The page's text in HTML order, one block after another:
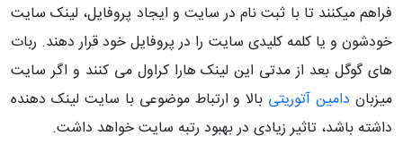
فراهم می­کنند تا با ثبت نام در سایت و ایجاد پروفایل، لینک سایت
خودشون و یا کلمه کلیدی سایت را در پروفایل خود قرار دهند. ربات
های گوگل بعد از مدتی این لینک هارا کراول می کنند و اگر سایت
میزبان دامین آتوریتی بالا و ارتباط موضوعی با سایت لینک دهنده
داشته باشد، تاثیر زیادی در بهبود رتبه سایت خواهد داشت.